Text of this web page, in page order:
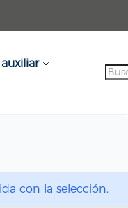
con la selección.